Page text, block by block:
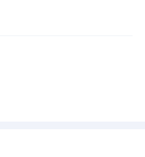
到了成效。
结构，发生了转
游综合收入的占